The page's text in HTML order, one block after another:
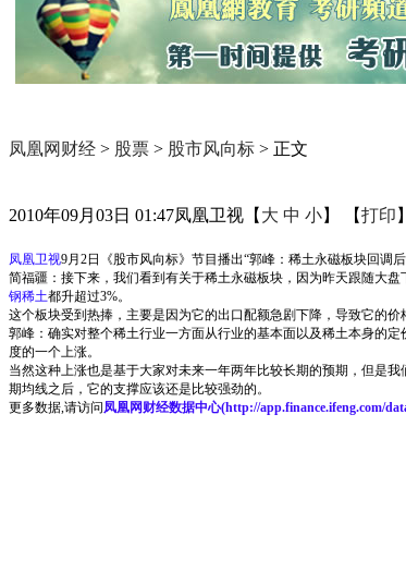
凤凰网财经 > 股票 > 股市风向标 > 正文
2010年09月03日 01:47凤凰卫视 【 大 中 小】 【打印
凤凰卫视9月2日《股市风向标》节目播出“郭峰：稀土永磁板块回调
简福疆：接下来，我们看到有关于稀土永磁板块，因为昨天跟随大盘
钢稀土都升超过3%。
这个板块受到热捧，主要是因为它的出口配额急剧下降，导致它的价
郭峰：确实对整个稀土行业一方面从行业的基本面以及稀土本身的
度的一个上涨。
当然这种上涨也是基于大家对未来一年两年比较长期的预期，但是
期均线之后，它的支撑应该还是比较强劲的。
更多数据,请访问凤凰网财经数据中心(http://app.finance.ifeng.com/